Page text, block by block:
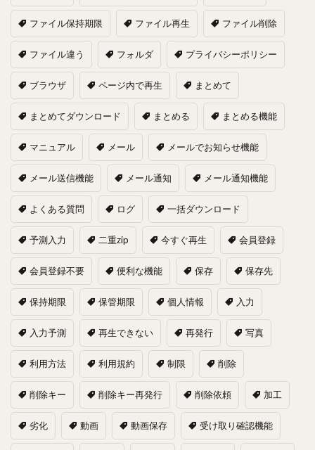
ファイル保持期限 ファイル再生 ファイル削除
ファイル違う フォルダ プライバシーポリシー
ブラウザ ページ内で再生 まとめて
まとめてダウンロード まとめる まとめる機能
マニュアル メール メールでお知らせ機能
メール送信機能 メール通知 メール通知機能
よくある質問 ログ 一括ダウンロード
予測入力 二重zip 今すぐ再生 会員登録
会員登録不要 便利な機能 保存 保存先
保持期限 保管期限 個人情報 入力
入力予測 再生できない 再発行 写真
利用方法 利用規約 制限 削除
削除キー 削除キー再発行 削除依頼 加工
劣化 動画 動画保存 受け取り確認機能